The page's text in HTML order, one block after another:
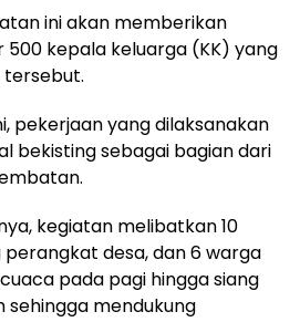
ini akan memberikan
kepala keluarga (KK) yang
tersebut.
pekerjaan yang dilaksanakan
bekisting sebagai bagian dari
kegiatan melibatkan 10
perangkat desa, dan 6 warga
pada pagi hingga siang
mendukung